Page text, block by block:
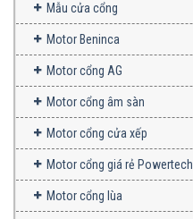
Mẫu cửa cổng
Motor Beninca
Motor cổng AG
Motor cổng âm sàn
Motor cổng cửa xếp
Motor cổng giá rẻ Powertech
Motor cổng lùa